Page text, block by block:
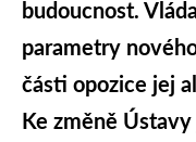
budoucnost.
parametry
části opozice jej
Ke změně